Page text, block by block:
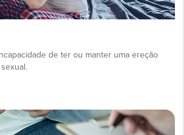
de ter ou manter uma ereção